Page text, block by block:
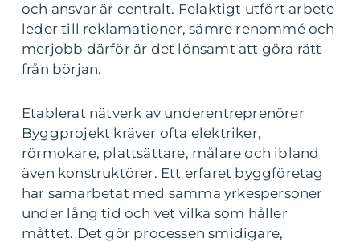
och ansvar är centralt. Felaktigt utfört arbete
leder till reklamationer, sämre renommé och
merjobb därför är det lönsamt att göra rätt
från början.
Etablerat nätverk av underentreprenörer
Byggprojekt kräver ofta elektriker,
rörmokare, plattsättare, målare och ibland
även konstruktörer. Ett erfaret byggföretag
har samarbetat med samma yrkespersoner
under lång tid och vet vilka som håller
måttet. Det gör processen smidigare,